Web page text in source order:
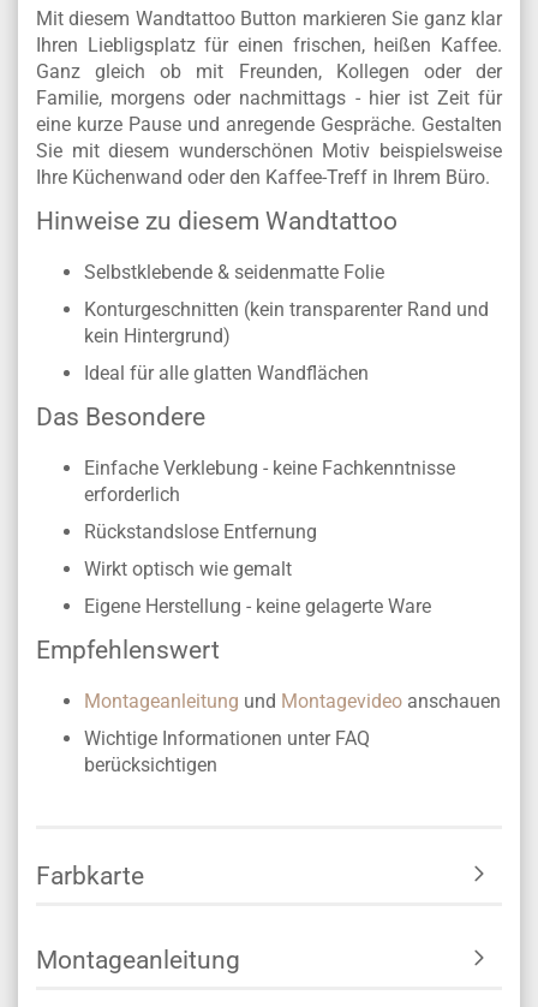
Mit diesem Wandtattoo Button markieren Sie ganz klar
Ihren Liebligsplatz für einen frischen, heißen Kaffee.
Ganz gleich ob mit Freunden, Kollegen oder der
Familie, morgens oder nachmittags - hier ist Zeit für
eine kurze Pause und anregende Gespräche. Gestalten
Sie mit diesem wunderschönen Motiv beispielsweise
Ihre Küchenwand oder den Kaffee-Treff in Ihrem Büro.
Hinweise zu diesem Wandtattoo
Selbstklebende & seidenmatte Folie
Konturgeschnitten (kein transparenter Rand und
kein Hintergrund)
Ideal für alle glatten Wandflächen
Das Besondere
Einfache Verklebung - keine Fachkenntnisse
erforderlich
Rückstandslose Entfernung
Wirkt optisch wie gemalt
Eigene Herstellung - keine gelagerte Ware
Empfehlenswert
Montageanleitung und Montagevideo anschauen
Wichtige Informationen unter FAQ
berücksichtigen
Farbkarte
Montageanleitung